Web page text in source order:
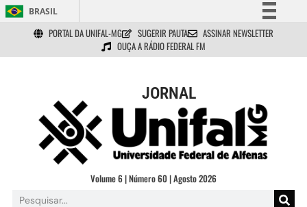
BRASIL
Simplifique!
Comunica BR
Acesso à informação
Legislação
Canais
PORTAL DA UNIFAL-MG SUGERIR PAUTA
ASSINAR NEWSLETTER
OUÇA A RÁDIO FEDERAL FM
JORNAL
Volume 6 | Número 60 | Agosto 2026